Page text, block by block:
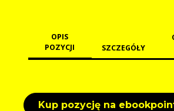
OPIS
POZYCJI
SZCZEGÓŁY
Kup pozycję na